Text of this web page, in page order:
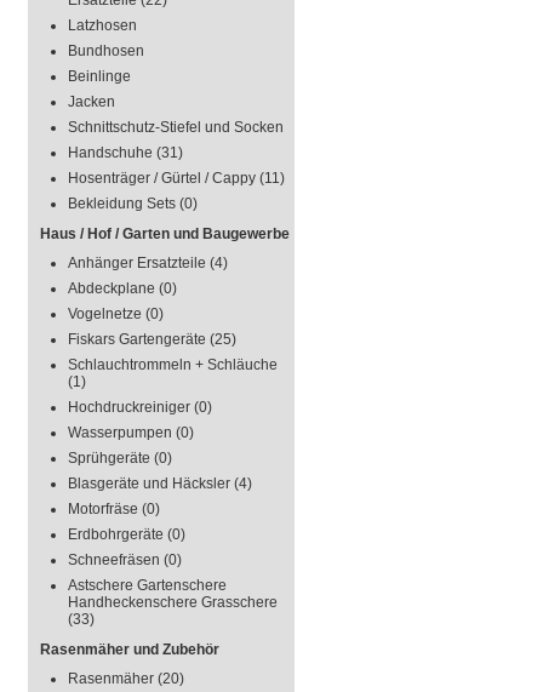
Latzhosen
Bundhosen
Beinlinge
Jacken
Schnittschutz-Stiefel und Socken
Handschuhe (31)
Hosenträger / Gürtel / Cappy (11)
Bekleidung Sets (0)
Haus / Hof / Garten und Baugewerbe
Anhänger Ersatzteile (4)
Abdeckplane (0)
Vogelnetze (0)
Fiskars Gartengeräte (25)
Schlauchtrommeln + Schläuche
(1)
Hochdruckreiniger (0)
Wasserpumpen (0)
Sprühgeräte (0)
Blasgeräte und Häcksler (4)
Motorfräse (0)
Erdbohrgeräte (0)
Schneefräsen (0)
Astschere Gartenschere
Handheckenschere Grasschere
(33)
Rasenmäher und Zubehör
Rasenmäher (20)